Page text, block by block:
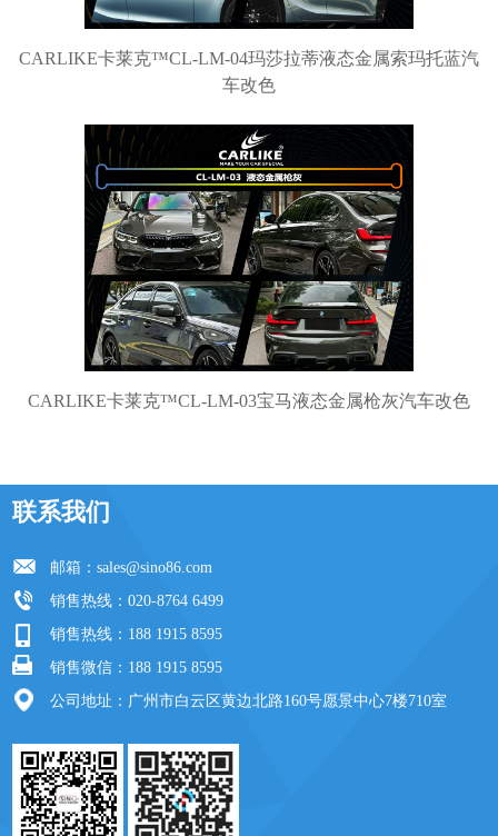
CARLIKE卡莱克™CL-LM-04玛莎拉蒂液态金属索玛托蓝汽
车改色
CARLIKE卡莱克™CL-LM-03宝马液态金属枪灰汽车改色
联系我们
邮箱：sales@sino86.com
销售热线：020-8764 6499
销售热线：188 1915 8595
销售微信：188 1915 8595
公司地址：广州市白云区黄边北路160号愿景中心7楼710室